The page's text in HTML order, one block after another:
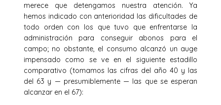
merece que detengamos nuestra atención. Ya
hemos indicado con anterioridad las dificultades de
todo orden con los que tuvo que enfrentarse la
administración para conseguir abonos para el
campo; no obstante, el consumo alcanzó un auge
impensado como se ve en el siguiente estadillo
comparativo (tomamos las cifras del año 40 y las
del 63 y — presumiblemente — las que se esperan
alcanzar en el 67):